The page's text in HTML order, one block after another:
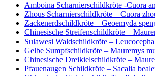
Amboina Scharnierschildkröte -Cuora
Zhous Scharnierschildkröte – Cuora
Zackenerdschildkröte – Geoemyda
Chinesische Streifenschildkröte –
Sulawesi Waldschildkröte –
Gelbe Sumpfschildkröte – Mauremys
Chinesische Dreikielschildkröte –
Pfauenaugen Schildkröte – Sacalia